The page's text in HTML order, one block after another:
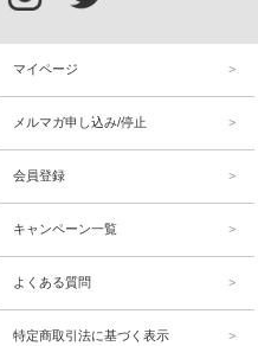
マイページ
メルマガ申し込み/停止
会員登録
キャンペーン一覧
よくある質問
特定商取引法に基づく表示